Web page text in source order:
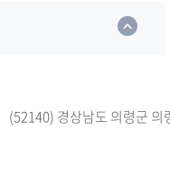
(52140) 경상남도 의령군 의